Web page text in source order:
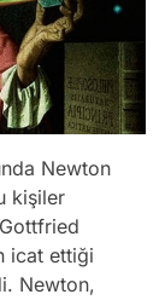
Newton
kişiler
icat ettiği
Newton,